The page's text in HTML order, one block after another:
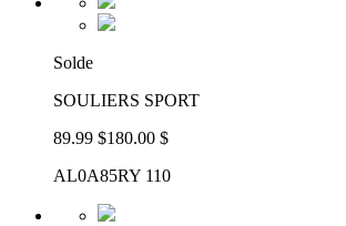
Solde
SOULIERS SPORT
89.99 $180.00 $
AL0A85RY 110